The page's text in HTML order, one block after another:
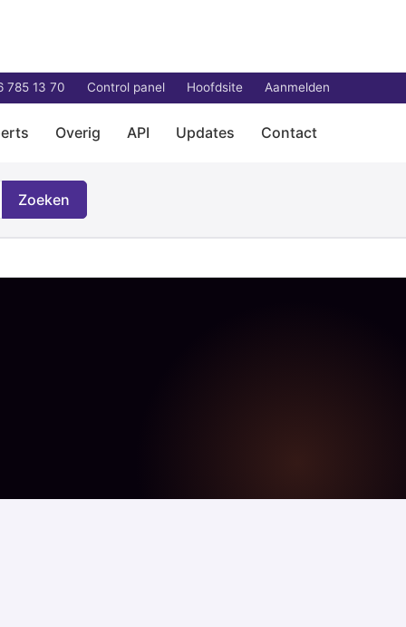
785 13 70 Control panel Hoofdsite Aanmelden
Overig API Updates Contact
Zoeken